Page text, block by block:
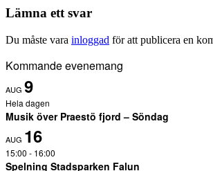
Lämna ett svar
Du måste vara inloggad för att publicera en
Kommande evenemang
AUG 9
Hela dagen
Musik över Praestö fjord – Söndag
AUG 16
15:00 - 16:00
Spelning Stadsparken Falun